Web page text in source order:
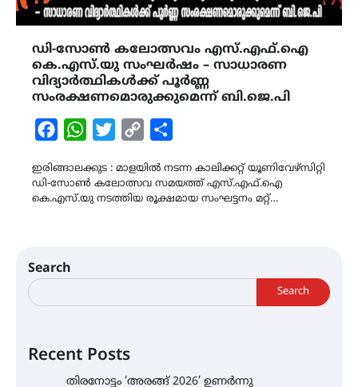
ഡി-സോൺ കലോത്സവം എസ്.എഫ്.ഐ
കെ.എസ്.യു സംഘർഷം – സാധാരണ
വിദ്യാർത്ഥികൾക്ക് പൂർണ്ണ
സംരക്ഷണമൊരുക്കുമെന്ന് ബി.ജെ.പി
FacebookWhatsAppTwitterCopy
ഇരിങ്ങാലക്കുട : മാളയിൽ നടന്ന കാലിക്കറ്റ് യൂണിവേഴ്സിറ്റി
ഡി-സോൺ കലോത്സവ സമയത്ത് എസ്.എഫ്.ഐ
കെ.എസ്.യു നടത്തിയ രൂക്ഷമായ സംഘട്ടനം മറ്റ്…
Search
Search
Recent Posts
തിരനോട്ടം ‘അരങ്ങ് 2026’ ഉണർന്നു